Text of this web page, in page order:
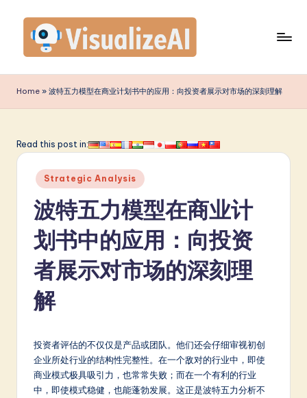
content
is
u
li
A
S
m
p
fi
Home » 波特五力模型在商业计划书中的应用：向投资者展示对市场的深刻理解
Read this post in:
Posted
in
Strategic Analysis
波特五力模型在商业计
划书中的应用：向投资
者展示对市场的深刻理
解
投资者评估的不仅仅是产品或团队。他们还会仔细审视初创
企业所处行业的结构性完整性。在一个敌对的行业中，即使
商业模式极具吸引力，也常常失败；而在一个有利的行业
中，即使模式稳健，也能蓬勃发展。这正是波特五力分析不